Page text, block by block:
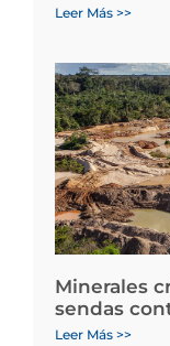
Leer Más >>
Minerales
sendas
Leer Más >>